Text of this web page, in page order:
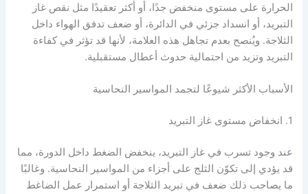
الحرارة على مستوى منخفض جدًا، أو أكثر تعقيدًا مثل نقص غاز
التبريد، أو انسداد جزئي في الدائرة، أو ضعف تدفق الهواء داخل
الثلاجة. ويُنصح بعدم تجاهل هذه العلامة، لأنها قد تؤثر في كفاءة
التبريد وتزيد من احتمالية حدوث أعطال مستقبلية.
الأسباب الأكثر شيوعًا لتجمد المواسير النحاسية
1. انخفاض مستوى غاز التبريد
عند وجود تسرب في غاز التبريد، ينخفض الضغط داخل الدورة، مما
قد يؤدي إلى تكوّن الثلج على أجزاء من المواسير النحاسية. وغالبًا
ما يصاحب ذلك ضعف في تبريد الثلاجة أو استمرار عمل الضاغط